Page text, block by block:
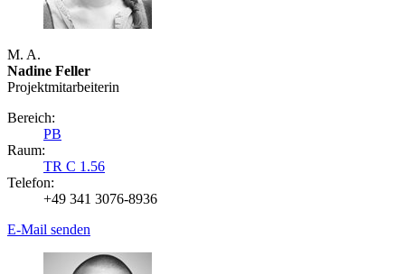
M. A.
Nadine Feller
Projektmitarbeiterin
Bereich:
PB
Raum:
TR C 1.56
Telefon:
+49 341 3076-8936
E-Mail senden